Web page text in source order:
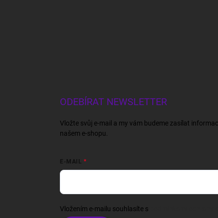
ODEBÍRAT NEWSLETTER
Vložte svůj e-mail a my vám budeme zasílat
našem e-shopu.
E-MAIL
Vložením e-mailu souhlasíte s